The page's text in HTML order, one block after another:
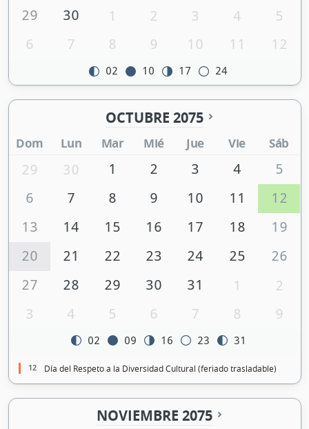
29
30 1 2 3 4
5
6
7 8 9 10 11 12
02 10 17 24
OCTUBRE 2075
Dom Lun Mar Mié Jue Vie Sáb
29 30 1 2 3 4
5
6
7 8 9 10 11
12
13
14 15 16 17 18
19
20
21 22 23 24 25
26
27
28 29 30 31 1
2
3
4 5 6 7 8 9
02 09 16 23 31
12 Día del Respeto a la Diversidad Cultural (feriado trasladable)
NOVIEMBRE 2075